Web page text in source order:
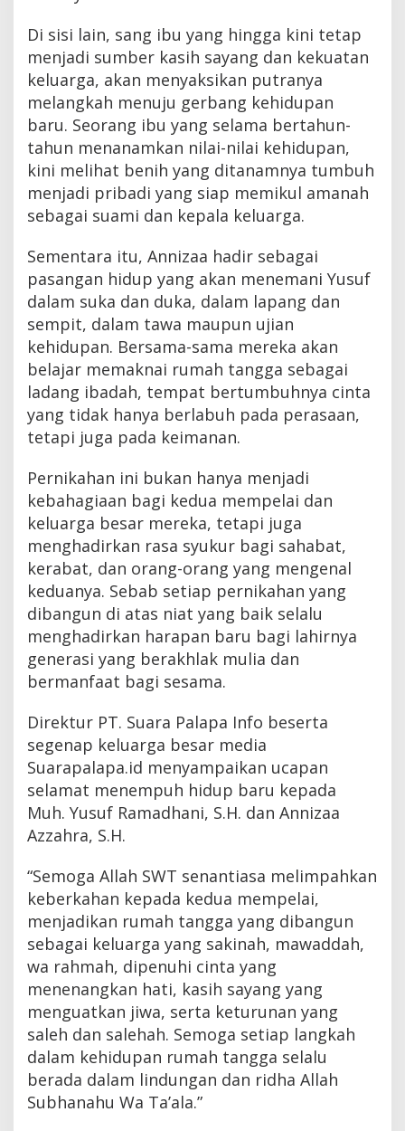
Di sisi lain, sang ibu yang hingga kini tetap
menjadi sumber kasih sayang dan kekuatan
keluarga, akan menyaksikan putranya
melangkah menuju gerbang kehidupan
baru. Seorang ibu yang selama bertahun-
tahun menanamkan nilai-nilai kehidupan,
kini melihat benih yang ditanamnya tumbuh
menjadi pribadi yang siap memikul amanah
sebagai suami dan kepala keluarga.
Sementara itu, Annizaa hadir sebagai
pasangan hidup yang akan menemani Yusuf
dalam suka dan duka, dalam lapang dan
sempit, dalam tawa maupun ujian
kehidupan. Bersama-sama mereka akan
belajar memaknai rumah tangga sebagai
ladang ibadah, tempat bertumbuhnya cinta
yang tidak hanya berlabuh pada perasaan,
tetapi juga pada keimanan.
Pernikahan ini bukan hanya menjadi
kebahagiaan bagi kedua mempelai dan
keluarga besar mereka, tetapi juga
menghadirkan rasa syukur bagi sahabat,
kerabat, dan orang-orang yang mengenal
keduanya. Sebab setiap pernikahan yang
dibangun di atas niat yang baik selalu
menghadirkan harapan baru bagi lahirnya
generasi yang berakhlak mulia dan
bermanfaat bagi sesama.
Direktur PT. Suara Palapa Info beserta
segenap keluarga besar media
Suarapalapa.id menyampaikan ucapan
selamat menempuh hidup baru kepada
Muh. Yusuf Ramadhani, S.H. dan Annizaa
Azzahra, S.H.
“Semoga Allah SWT senantiasa melimpahkan
keberkahan kepada kedua mempelai,
menjadikan rumah tangga yang dibangun
sebagai keluarga yang sakinah, mawaddah,
wa rahmah, dipenuhi cinta yang
menenangkan hati, kasih sayang yang
menguatkan jiwa, serta keturunan yang
saleh dan salehah. Semoga setiap langkah
dalam kehidupan rumah tangga selalu
berada dalam lindungan dan ridha Allah
Subhanahu Wa Ta’ala.”